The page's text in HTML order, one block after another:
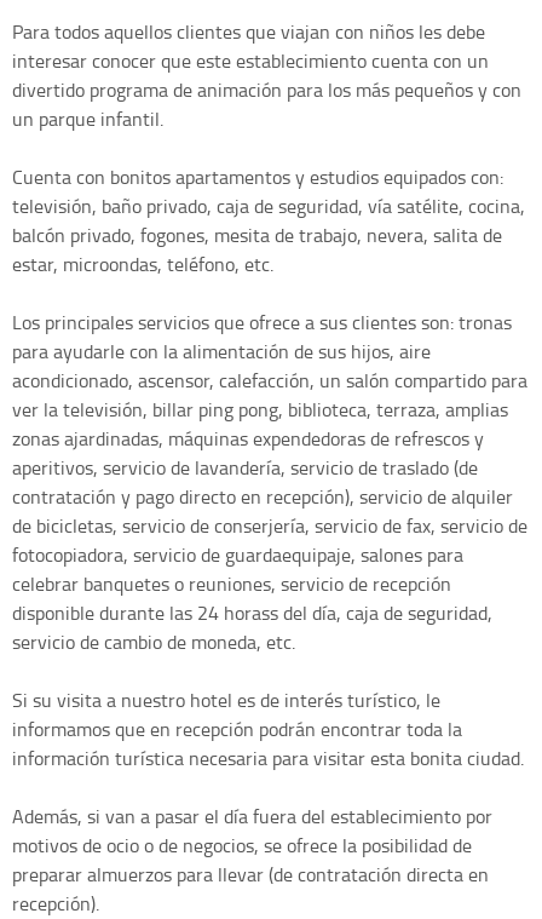
Para todos aquellos clientes que viajan con niños les debe
interesar conocer que este establecimiento cuenta con un
divertido programa de animación para los más pequeños y con
un parque infantil.
Cuenta con bonitos apartamentos y estudios equipados con:
televisión, baño privado, caja de seguridad, vía satélite, cocina,
balcón privado, fogones, mesita de trabajo, nevera, salita de
estar, microondas, teléfono, etc.
Los principales servicios que ofrece a sus clientes son: tronas
para ayudarle con la alimentación de sus hijos, aire
acondicionado, ascensor, calefacción, un salón compartido para
ver la televisión, billar ping pong, biblioteca, terraza, amplias
zonas ajardinadas, máquinas expendedoras de refrescos y
aperitivos, servicio de lavandería, servicio de traslado (de
contratación y pago directo en recepción), servicio de alquiler
de bicicletas, servicio de conserjería, servicio de fax, servicio de
fotocopiadora, servicio de guardaequipaje, salones para
celebrar banquetes o reuniones, servicio de recepción
disponible durante las 24 horass del día, caja de seguridad,
servicio de cambio de moneda, etc.
Si su visita a nuestro hotel es de interés turístico, le
informamos que en recepción podrán encontrar toda la
información turística necesaria para visitar esta bonita ciudad.
Además, si van a pasar el día fuera del establecimiento por
motivos de ocio o de negocios, se ofrece la posibilidad de
preparar almuerzos para llevar (de contratación directa en
recepción).